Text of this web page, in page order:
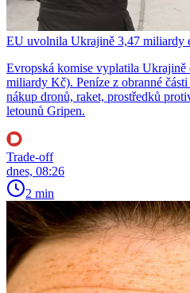
EU uvolnila Ukrajině 3,47 miliardy
Evropská komise vyplatila
miliardy Kč). Peníze z obranné
nákup dronů, raket, prostředků
letounů Gripen.
Trade-off
dnes, 08:26
2 min